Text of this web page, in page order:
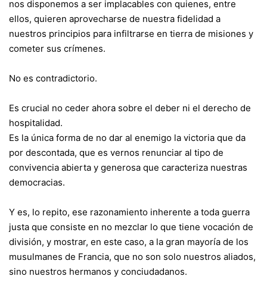
nos disponemos a ser implacables con quienes, entre
ellos, quieren aprovecharse de nuestra fidelidad a
nuestros principios para infiltrarse en tierra de misiones y
cometer sus crímenes.
No es contradictorio.
Es crucial no ceder ahora sobre el deber ni el derecho de
hospitalidad.
Es la única forma de no dar al enemigo la victoria que da
por descontada, que es vernos renunciar al tipo de
convivencia abierta y generosa que caracteriza nuestras
democracias.
Y es, lo repito, ese razonamiento inherente a toda guerra
justa que consiste en no mezclar lo que tiene vocación de
división, y mostrar, en este caso, a la gran mayoría de los
musulmanes de Francia, que no son solo nuestros aliados,
sino nuestros hermanos y conciudadanos.